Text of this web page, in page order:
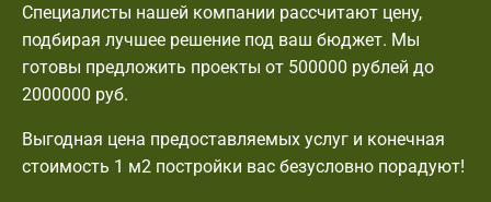
Специалисты нашей компании рассчитают цену,
подбирая лучшее решение под ваш бюджет. Мы
готовы предложить проекты от 500000 рублей до
2000000 руб.
Выгодная цена предоставляемых услуг и конечная
стоимость 1 м2 постройки вас безусловно порадуют!